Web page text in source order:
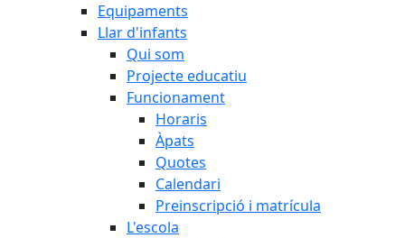
Equipaments
Llar d'infants
Qui som
Projecte educatiu
Funcionament
Horaris
Àpats
Quotes
Calendari
Preinscripció i matrícula
L'escola